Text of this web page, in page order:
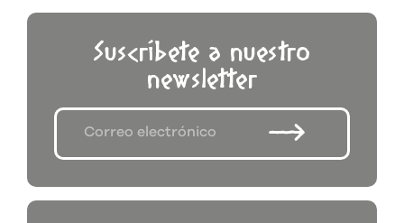
Suscríbete a nuestro
newsletter